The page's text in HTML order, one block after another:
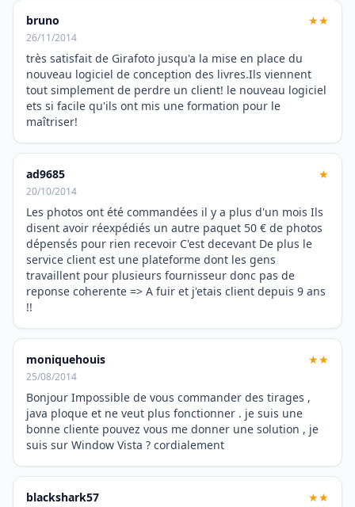
bruno ★★
26/11/2014
très satisfait de Girafoto jusqu'a la mise en place du
nouveau logiciel de conception des livres.Ils viennent
tout simplement de perdre un client! le nouveau logiciel
ets si facile qu'ils ont mis une formation pour le
maîtriser!
ad9685 ★
20/10/2014
Les photos ont été commandées il y a plus d'un mois Ils
disent avoir réexpédiés un autre paquet 50 € de photos
dépensés pour rien recevoir C'est decevant De plus le
service client est une plateforme dont les gens
travaillent pour plusieurs fournisseur donc pas de
reponse coherente => A fuir et j'etais client depuis 9 ans
!!
moniquehouis ★★
25/08/2014
Bonjour Impossible de vous commander des tirages ,
java ploque et ne veut plus fonctionner . je suis une
bonne cliente pouvez vous me donner une solution , je
suis sur Window Vista ? cordialement
blackshark57 ★★